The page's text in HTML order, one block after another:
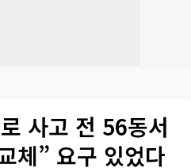
사고 전 56동서
체” 요구 있었다